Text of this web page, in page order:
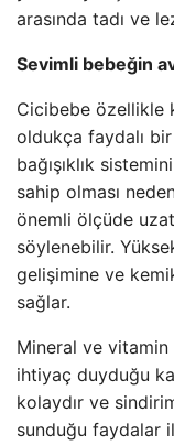
arasında tadı ve
Sevimli bebeğin
Cicibebe özellikle
oldukça faydalı
bağışıklık
sahip olması
önemli ölçüde
söylenebilir.
gelişimine ve
sağlar.
Mineral ve vitamin
ihtiyaç duyduğu
kolaydır ve
sunduğu faydalar